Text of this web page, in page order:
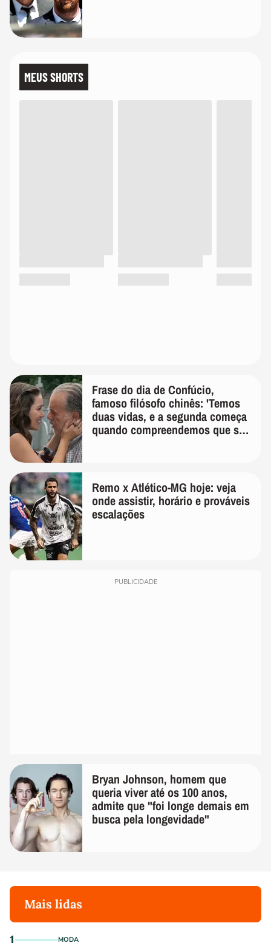
MEUS SHORTS
Frase do dia de Confúcio,
famoso filósofo chinês: 'Temos
duas vidas, e a segunda começa
quando compreendemos que só
Remo x Atlético-MG hoje: veja
onde assistir, horário e prováveis
escalações
PUBLICIDADE
Bryan Johnson, homem que
queria viver até os 100 anos,
admite que "foi longe demais em
busca pela longevidade"
Mais lidas
1 MODA